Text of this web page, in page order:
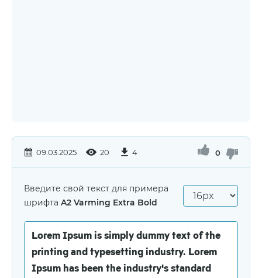
09.03.2025 20 4 0
Введите свой текст для примера
шрифта A2 Varming Extra Bold